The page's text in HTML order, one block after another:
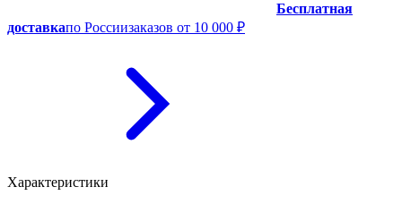
Бесплатная
доставкапо Россиизаказов от 10 000 ₽
Характеристики